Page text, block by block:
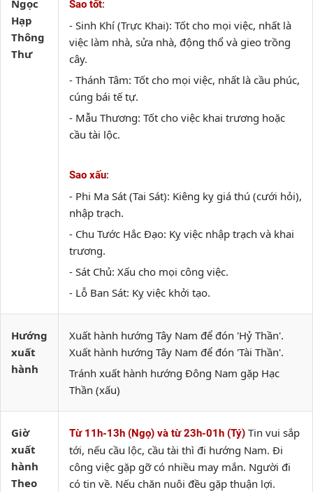
Ngọc
Hạp
Thông
Thư
Sao tốt:
- Sinh Khí (Trực Khai): Tốt cho mọi việc, nhất là
việc làm nhà, sửa nhà, động thổ và gieo trồng
cây.
- Thánh Tâm: Tốt cho mọi việc, nhất là cầu phúc,
cúng bái tế tự.
- Mẫu Thương: Tốt cho việc khai trương hoặc
cầu tài lộc.
Sao xấu:
- Phi Ma Sát (Tai Sát): Kiêng kỵ giá thú (cưới hỏi),
nhập trạch.
- Chu Tước Hắc Đạo: Kỵ việc nhập trạch và khai
trương.
- Sát Chủ: Xấu cho mọi công việc.
- Lỗ Ban Sát: Kỵ việc khởi tạo.
Hướng
xuất
hành
Xuất hành hướng Tây Nam để đón 'Hỷ Thần'.
Xuất hành hướng Tây Nam để đón 'Tài Thần'.
Tránh xuất hành hướng Đông Nam gặp Hạc
Thần (xấu)
Giờ
xuất
hành
Theo
Từ 11h-13h (Ngọ) và từ 23h-01h (Tý) Tin vui sắp
tới, nếu cầu lộc, cầu tài thì đi hướng Nam. Đi
công việc gặp gỡ có nhiều may mắn. Người đi
có tin về. Nếu chăn nuôi đều gặp thuận lợi.